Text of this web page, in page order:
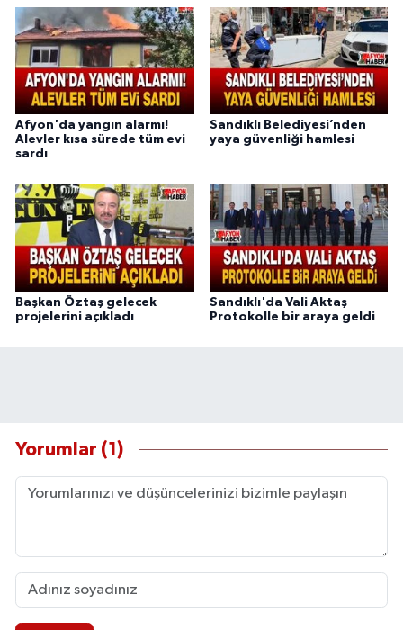
Afyon'da yangın alarmı!
Alevler kısa sürede tüm evi
sardı
Sandıklı Belediyesi’nden
yaya güvenliği hamlesi
Başkan Öztaş gelecek
projelerini açıkladı
Sandıklı'da Vali Aktaş
Protokolle bir araya geldi
Yorumlar (1)